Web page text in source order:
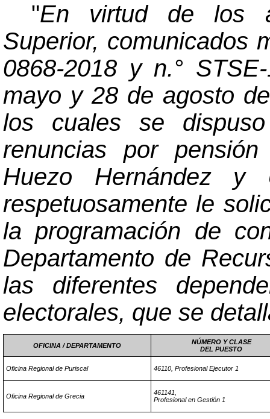
"En virtud de los
Superior, comunicados
0868-2018 y n.°
mayo y 28 de agosto
los cuales se
renuncias por
Huezo Hernández y
respetuosamente le
la programación de
Departamento de
las diferentes
electorales, que se
OFICINA / DEPARTAMENTO
NÚMERO Y CLASE
DEL PUESTO
Oficina Regional de Puriscal 46110, Profesional Ejecutor 1
Oficina Regional de Grecia
461141,
Profesional en Gestión 1